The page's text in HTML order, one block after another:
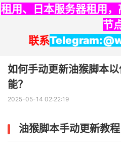
租用、 日本服务器租用 ，
节
联系
如何手动更新油猴脚本
能？
2025-05-14 02:22:19
油猴脚本手动更新教程